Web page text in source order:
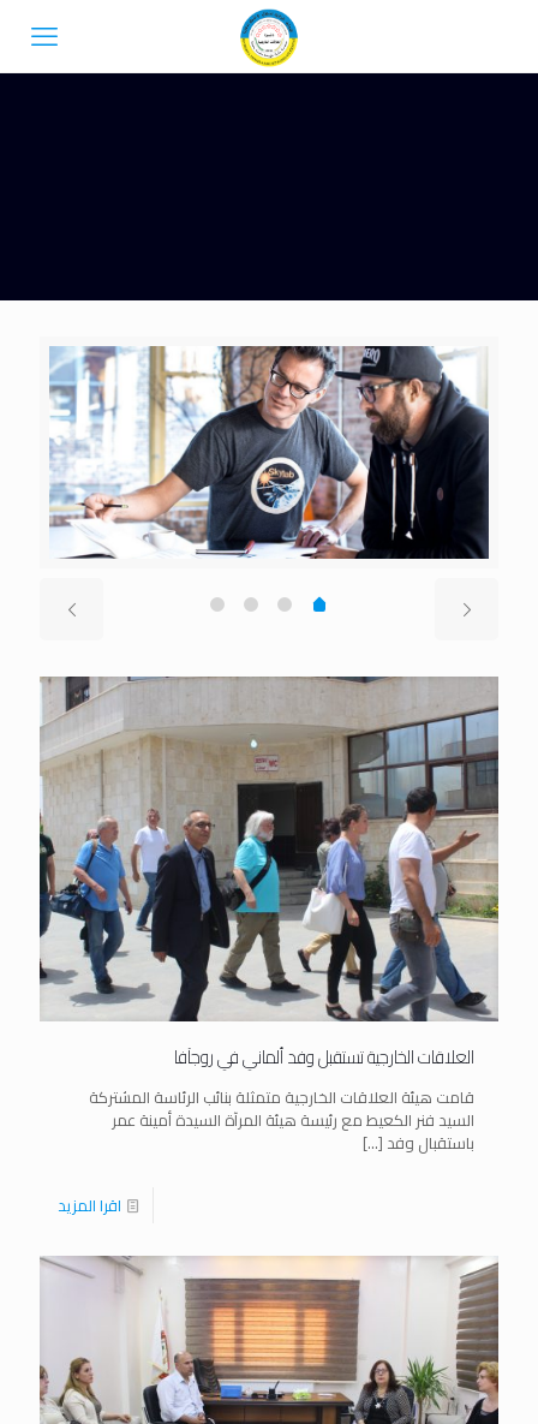
العلاقات الخارجية تستقبل وفد ألماني في روجآفا
قامت هيئة العلاقات الخارجية متمثلة بنائب الرئاسة المشتركة
السيد فنر الكعيط مع رئيسة هيئة المرآة السيدة أمينة عمر
باستقبال وفد […]
اقرا المزيد